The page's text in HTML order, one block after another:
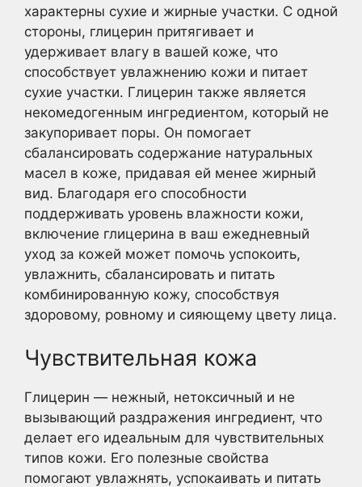
характерны сухие и жирные участки. С одной
стороны, глицерин притягивает и
удерживает влагу в вашей коже, что
способствует увлажнению кожи и питает
сухие участки. Глицерин также является
некомедогенным ингредиентом, который не
закупоривает поры. Он помогает
сбалансировать содержание натуральных
масел в коже, придавая ей менее жирный
вид. Благодаря его способности
поддерживать уровень влажности кожи,
включение глицерина в ваш ежедневный
уход за кожей может помочь успокоить,
увлажнить, сбалансировать и питать
комбинированную кожу, способствуя
здоровому, ровному и сияющему цвету лица.
Чувствительная кожа
Глицерин — нежный, нетоксичный и не
вызывающий раздражения ингредиент, что
делает его идеальным для чувствительных
типов кожи. Его полезные свойства
помогают увлажнять, успокаивать и питать